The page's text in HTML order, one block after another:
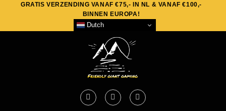
content
GRATIS VERZENDING VANAF €75,- IN NL & VANAF €100,-
BINNEN EUROPA!
Dutch